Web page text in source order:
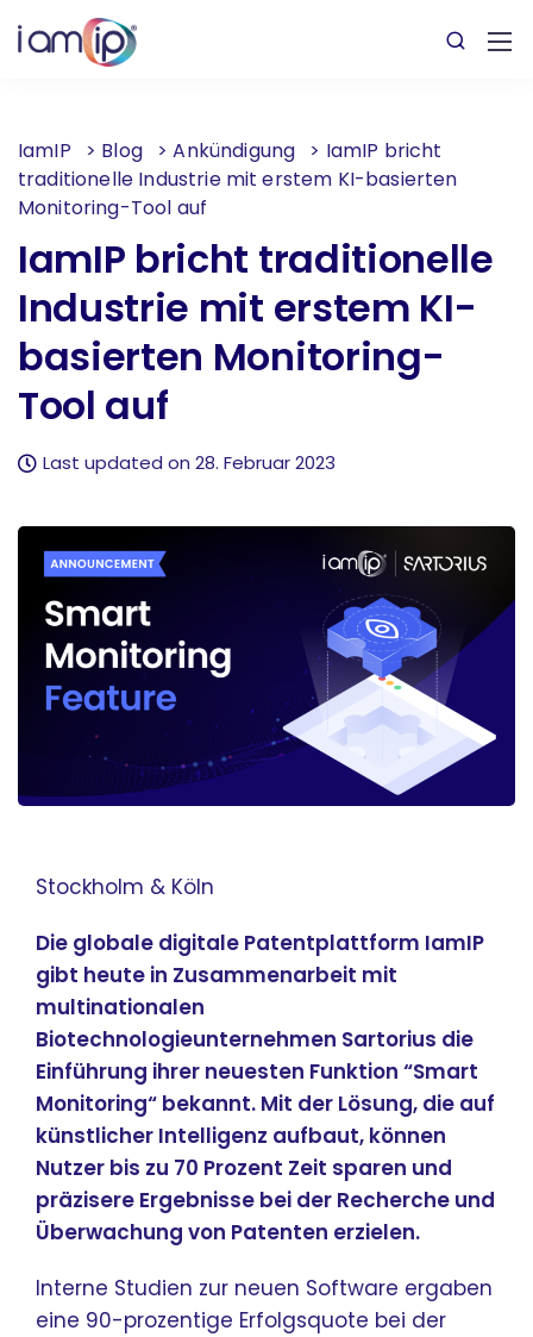
IamIP > Blog >Ankündigung > IamIP bricht
traditionelle Industrie mit erstem KI-basierten
Monitoring-Tool auf
IamIP bricht traditionelle
Industrie mit erstem KI-
basierten Monitoring-
Tool auf
Last updated on 28. Februar 2023
Stockholm & Köln
Die globale digitale Patentplattform IamIP
gibt heute in Zusammenarbeit mit
multinationalen
Biotechnologieunternehmen Sartorius die
Einführung ihrer neuesten Funktion “Smart
Monitoring“ bekannt. Mit der Lösung, die auf
künstlicher Intelligenz aufbaut, können
Nutzer bis zu 70 Prozent Zeit sparen und
präzisere Ergebnisse bei der Recherche und
Überwachung von Patenten erzielen.
Interne Studien zur neuen Software ergaben
eine 90-prozentige Erfolgsquote bei der